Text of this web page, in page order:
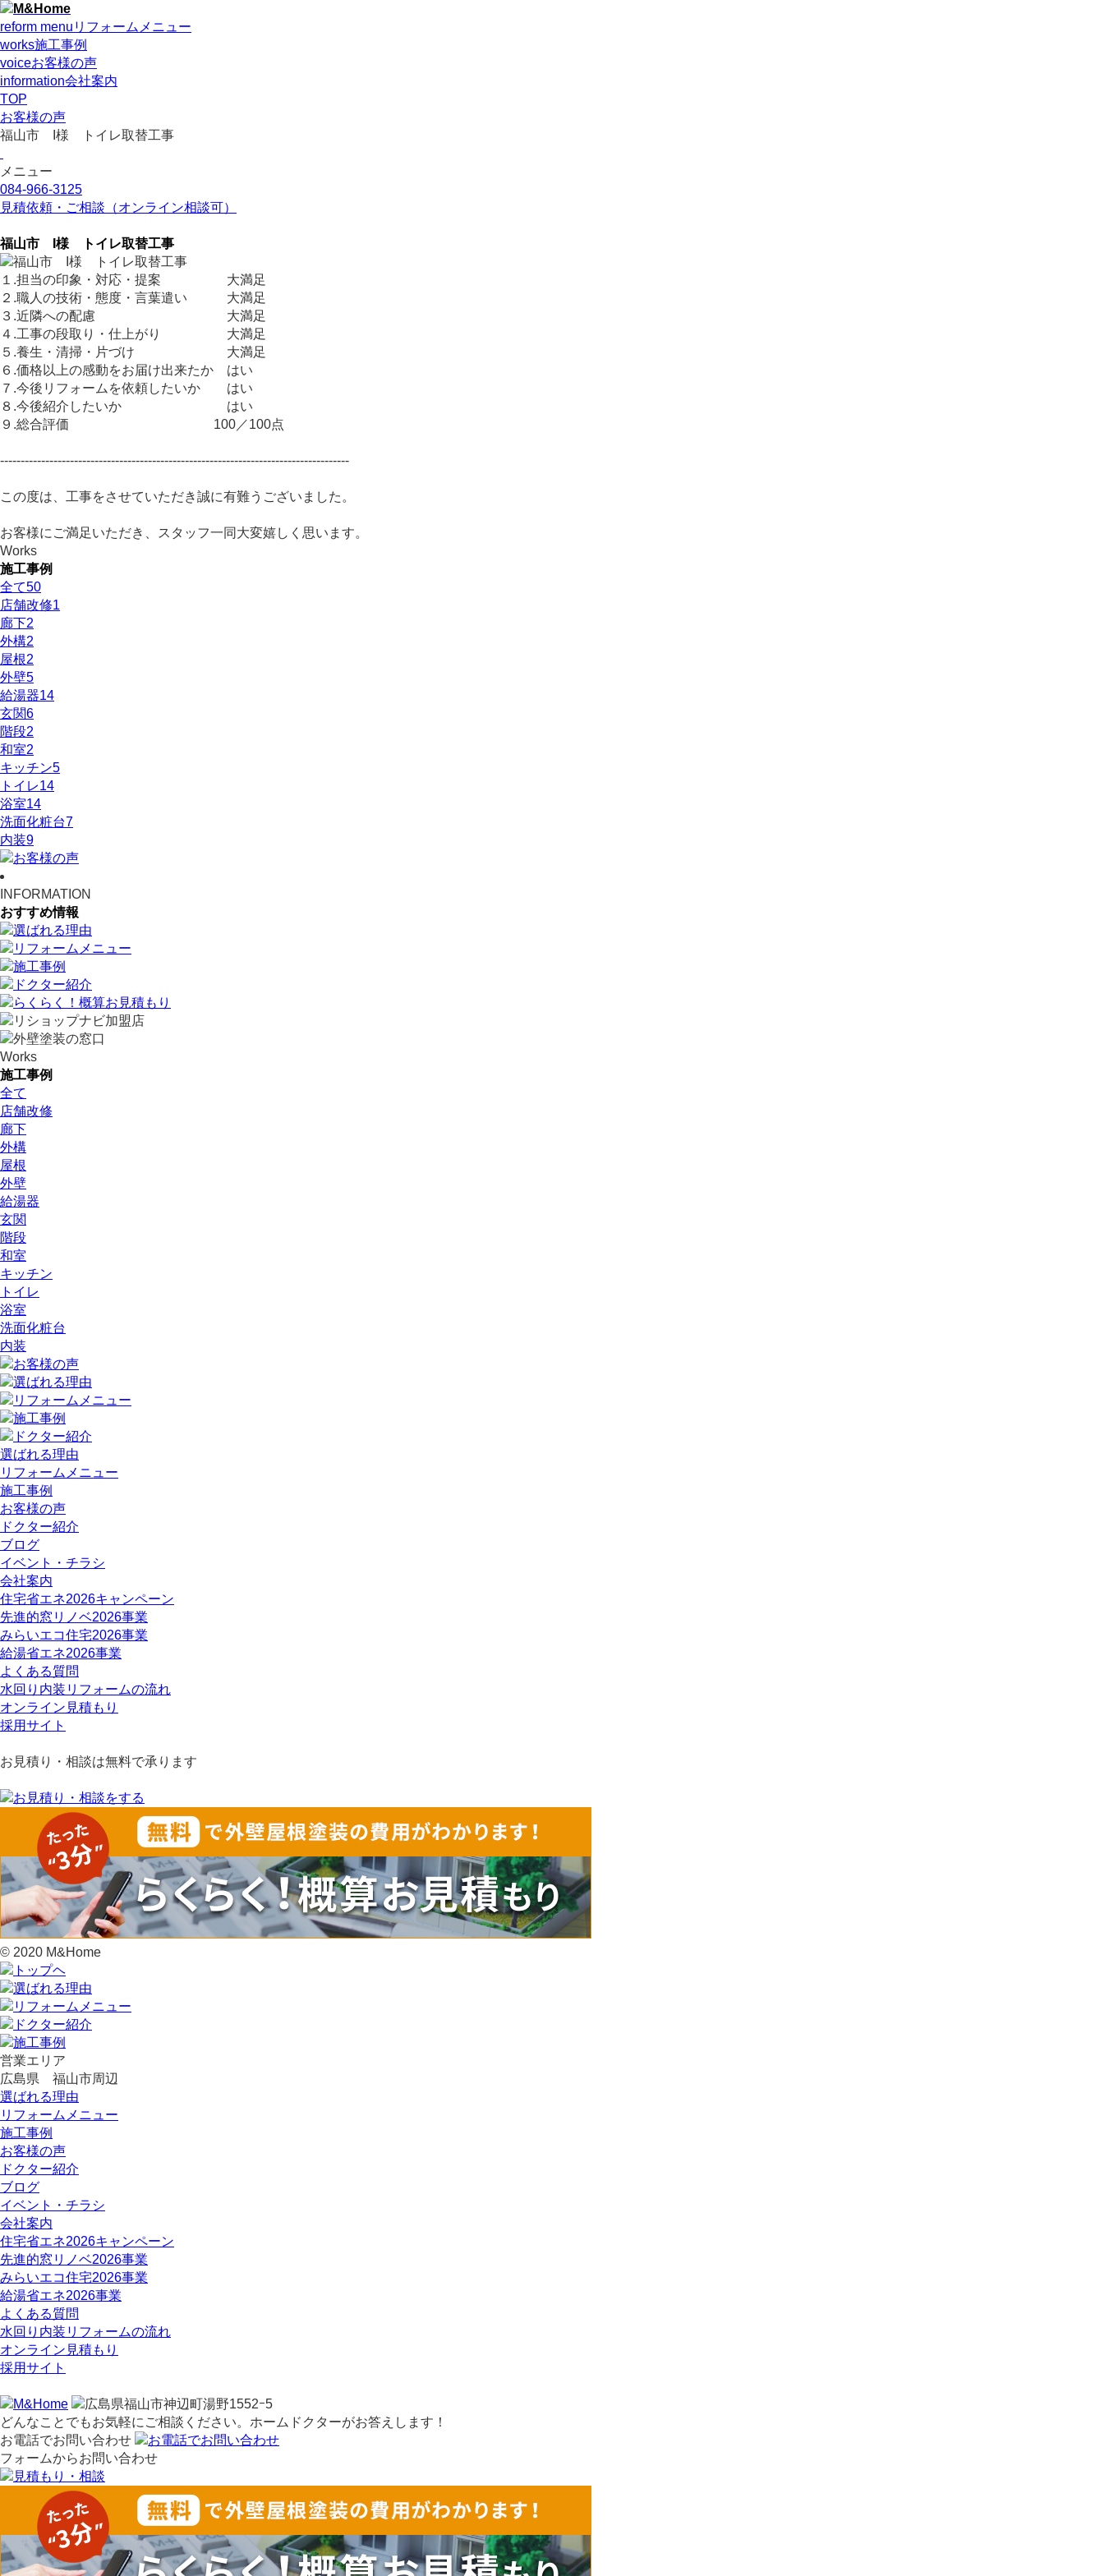
reform menu リフォームメニュー
works施工事例
voiceお客様の声
information会社案内
TOP
お客様の声
福山市 I様 トイレ取替工事
メニュー
084-966-3125
見積依頼・ご相談 （オンライン相談可）
福山市 I様 トイレ取替工事
１.担当の印象・対応・提案 大満足
２.職人の技術・態度・言葉遣い 大満足
３.近隣への配慮 大満足
４.工事の段取り・仕上がり 大満足
５.養生・清掃・片づけ 大満足
６.価格以上の感動をお届け出来たか はい
７.今後リフォームを依頼したいか はい
８.今後紹介したいか はい
９.総合評価 100／100点
-------------------------------------------------------------------------------------
この度は、工事をさせていただき誠に有難うございました。
お客様にご満足いただき、スタッフ一同大変嬉しく思います。
Works
施工事例
全て50
店舗改修1
廊下2
外構2
屋根2
外壁5
給湯器14
玄関6
階段2
和室2
キッチン5
トイレ14
浴室14
洗面化粧台7
内装9
INFORMATION
おすすめ情報
Works
施工事例
全て
店舗改修
廊下
外構
屋根
外壁
給湯器
玄関
階段
和室
キッチン
トイレ
浴室
洗面化粧台
内装
選ばれる理由
リフォームメニュー
施工事例
お客様の声
ドクター紹介
ブログ
イベント・チラシ
会社案内
住宅省エネ2026キャンペーン
先進的窓リノベ2026事業
みらいエコ住宅2026事業
給湯省エネ2026事業
よくある質問
水回り内装リフォームの流れ
オンライン見積もり
採用サイト
お見積り・相談は無料で承ります
© 2020 M&Home
営業エリア
広島県 福山市周辺
選ばれる理由
リフォームメニュー
施工事例
お客様の声
ドクター紹介
ブログ
イベント・チラシ
会社案内
住宅省エネ2026キャンペーン
先進的窓リノベ2026事業
みらいエコ住宅2026事業
給湯省エネ2026事業
よくある質問
水回り内装リフォームの流れ
オンライン見積もり
採用サイト
どんなことでもお気軽にご相談ください。ホームドクターがお答えします！
お電話でお問い合わせ
フォームからお問い合わせ